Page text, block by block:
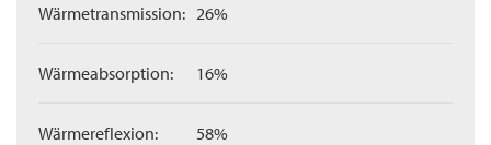
Wärmetransmission: 26%
Wärmeabsorption: 16%
Wärmereflexion: 58%